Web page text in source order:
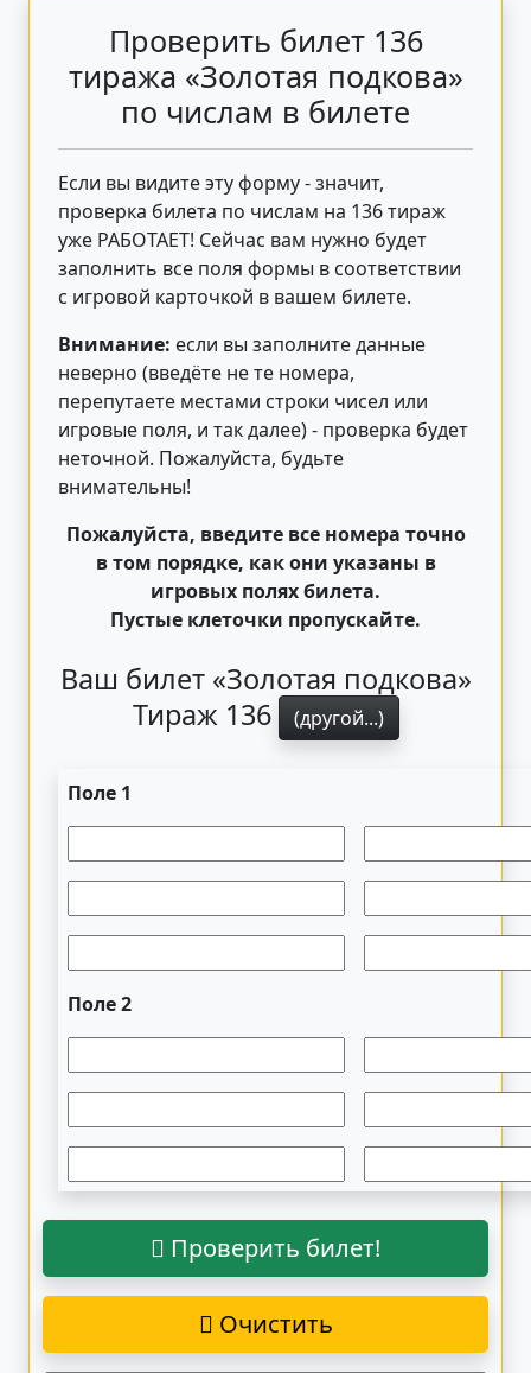
Проверить билет 136
тиража «Золотая подкова»
по числам в билете
Если вы видите эту форму - значит,
проверка билета по числам на 136 тираж
уже РАБОТАЕТ! Сейчас вам нужно будет
заполнить все поля формы в соответствии
с игровой карточкой в вашем билете.
Внимание: если вы заполните данные
неверно (введёте не те номера,
перепутаете местами строки чисел или
игровые поля, и так далее) - проверка будет
неточной. Пожалуйста, будьте
внимательны!
Пожалуйста, введите все номера точно
в том порядке, как они указаны в
игровых полях билета.
Пустые клеточки пропускайте.
Ваш билет «Золотая подкова»
Тираж 136
(другой...)
Поле 1
Поле 2
Проверить билет!
Очистить